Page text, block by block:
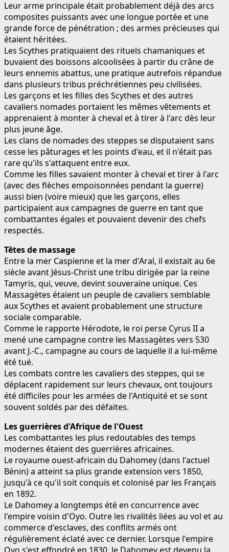
Leur arme principale était probablement déjà des arcs
composites puissants avec une longue portée et une
grande force de pénétration ; des armes précieuses qui
étaient héritées.
Les Scythes pratiquaient des rituels chamaniques et
buvaient des boissons alcoolisées à partir du crâne de
leurs ennemis abattus, une pratique autrefois répandue
dans plusieurs tribus préchrétiennes peu civilisées.
Les garçons et les filles des Scythes et des autres
cavaliers nomades portaient les mêmes vêtements et
apprenaient à monter à cheval et à tirer à l'arc dès leur
plus jeune âge.
Les clans de nomades des steppes se disputaient sans
cesse les pâturages et les points d'eau, et il n'était pas
rare qu'ils s'attaquent entre eux.
Comme les filles savaient monter à cheval et tirer à l'arc
(avec des flèches empoisonnées pendant la guerre)
aussi bien (voire mieux) que les garçons, elles
participaient aux campagnes de guerre en tant que
combattantes égales et pouvaient devenir des chefs
respectés.
Têtes de massage
Entre la mer Caspienne et la mer d'Aral, il existait au 6e
siècle avant Jésus-Christ une tribu dirigée par la reine
Tamyris, qui, veuve, devint souveraine unique. Ces
Massagètes étaient un peuple de cavaliers semblable
aux Scythes et avaient probablement une structure
sociale comparable.
Comme le rapporte Hérodote, le roi perse Cyrus II a
mené une campagne contre les Massagètes vers 530
avant J.-C., campagne au cours de laquelle il a lui-même
été tué.
Les combats contre les cavaliers des steppes, qui se
déplacent rapidement sur leurs chevaux, ont toujours
été difficiles pour les armées de l'Antiquité et se sont
souvent soldés par des défaites.
Les guerrières d'Afrique de l'Ouest
Les combattantes les plus redoutables des temps
modernes étaient des guerrières africaines.
Le royaume ouest-africain du Dahomey (dans l'actuel
Bénin) a atteint sa plus grande extension vers 1850,
jusqu'à ce qu'il soit conquis et colonisé par les Français
en 1892.
Le Dahomey a longtemps été en concurrence avec
l'empire voisin d'Oyo. Outre les rivalités liées au vol et au
commerce d'esclaves, des conflits armés ont
régulièrement éclaté avec ce dernier. Lorsque l'empire